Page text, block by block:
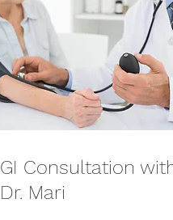
GI Consultation
Dr. Mari